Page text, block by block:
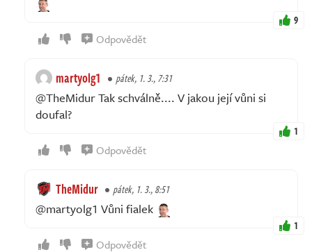
9
Odpovědět
martyolg1 pátek, 1. 3., 7:31
@TheMidur Tak schválně.... V jakou její vůni si
doufal?
1
Odpovědět
TheMidur pátek, 1. 3., 8:51
@martyolg1 Vůni fialek
1
Odpovědět